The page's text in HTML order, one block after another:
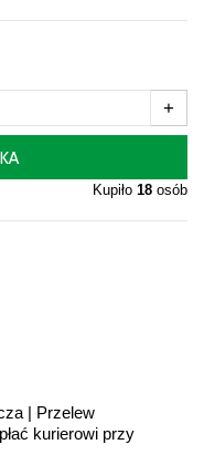
+
Kupiło 18 osób
| Przelew
kurierowi przy